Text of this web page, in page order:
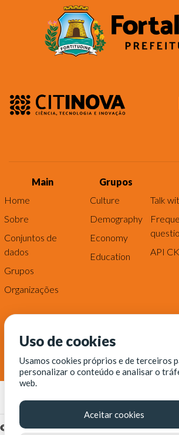
Main
Home
Sobre
Conjuntos de
dados
Grupos
Organizações
Grupos
Culture
Demography
Economy
Education
Talk
API
© Fortaleza Digital || CITINOVA - Fundação
Uso de cookies
Usamos cookies próprios e de terceiros
personalizar o conteúdo e analisar o
web.
Aceitar cookies